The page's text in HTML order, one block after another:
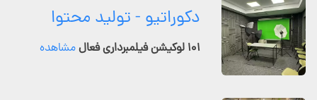
دکوراتیو - تولید محتوا
۱۰۱ لوکیشن فیلمبرداری فعال مشاهده